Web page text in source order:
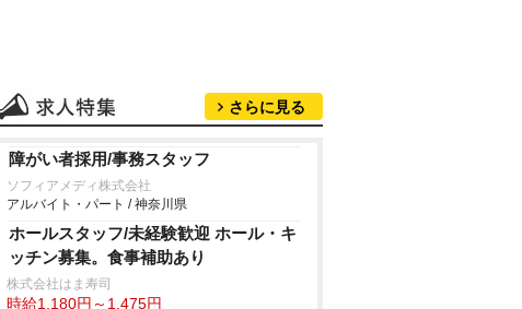
さらに見る
障がい者採用/事務スタッフ
ソフィアメディ株式会社
アルバイト・パート / 神奈川県
ホールスタッフ/未経験歓迎 ホール・キ
ッチン募集。食事補助あり
株式会社はま寿司
時給1,180円～1,475円